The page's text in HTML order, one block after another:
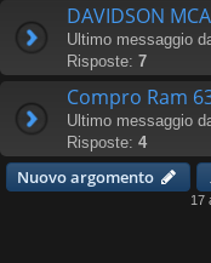
DAVIDSON MCA
Ultimo messaggio
Risposte: 7
Compro Ram
Ultimo messaggio
Risposte: 4
Nuovo argomento
17